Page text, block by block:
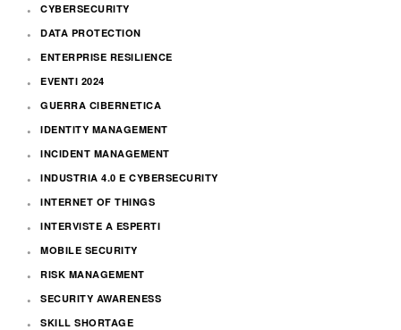
CYBERSECURITY
DATA PROTECTION
ENTERPRISE RESILIENCE
EVENTI 2024
GUERRA CIBERNETICA
IDENTITY MANAGEMENT
INCIDENT MANAGEMENT
INDUSTRIA 4.0 E CYBERSECURITY
INTERNET OF THINGS
INTERVISTE A ESPERTI
MOBILE SECURITY
RISK MANAGEMENT
SECURITY AWARENESS
SKILL SHORTAGE